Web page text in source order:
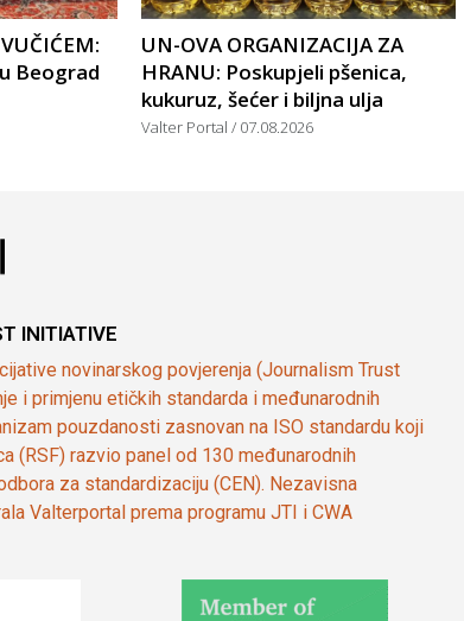
Beograd
UN-OVA ORGANIZACIJA ZA
HRANU: Poskupjeli pšenica,
kukuruz, šećer i biljna ulja
Valter Portal 07.08.2026
INITIATIVE
novinarskog povjerenja (Journalism Trust
i primjenu etičkih standarda i međunarodnih
pouzdanosti zasnovan na ISO standardu koji
(RSF) razvio panel od 130 međunarodnih
za standardizaciju (CEN). Nezavisna
Valterportal prema programu JTI i CWA